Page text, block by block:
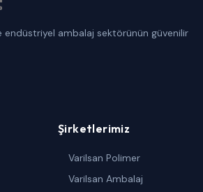
endüstriyel ambalaj sektörünün güvenilir
Şirketlerimiz
Varilsan Polimer
Varilsan Ambalaj